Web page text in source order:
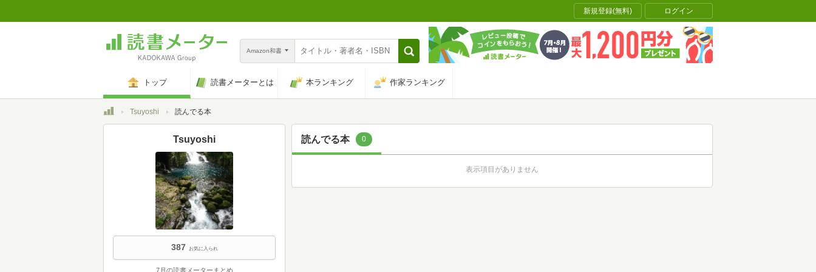
新規登録(無料) ログイン
Amazon和書
トップ 読書メーターとは 本ランキング 作家ランキング
トップTsuyoshi 読んでる本
読んでる本 0
表示項目がありません
Tsuyoshi
387 お気に入られ
7月の読書メーターまとめ